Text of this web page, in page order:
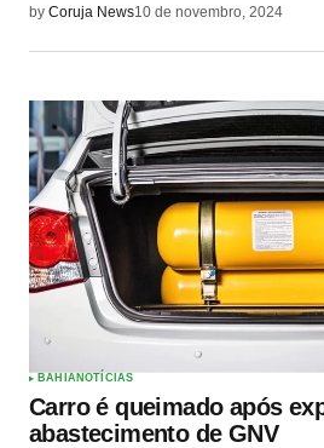
by Coruja News10 de novembro, 2024
BAHIA NOTÍCIAS
Carro é queimado após
abastecimento de GNV